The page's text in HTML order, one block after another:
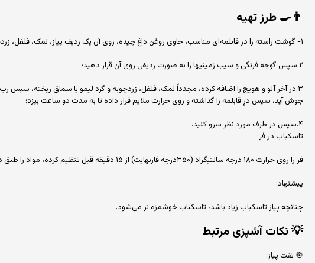
👨‍🍳 طرز تهیه
۱- گوشت راسته را در قابلمه‌ای مناسب، حاوی روغن داغ چیده، روی آن یک ردیف پیاز، نمک، فلفل، زردچوبه و گرد لیمو یا سماق بریزید؛
۲.سپس گوجه فرنگی و سیب زمینیها را به صورت ردیفی روی آن قرار دهید؛
۳.در آخر آلو و هویج را اضافه کرده، مجدداً نمک، فلفل، زردچوبه و گرد لیمو یا سماق ریخته،
جوش آید، سپس درِ قابلمه را گذاشته و روی حرارت ملایم قرار داده تا به مدت دو ساعت بپزد؛
۴.سپس در ظرف مورد نظر سرو کنید.
تاسکباب در فر:
فر را روی حرارت ۱۸۰ درجه سانتیگراد (۳۵۰درجه فارنهایت) از ۱۵ دقیقه قبل تنظیم کرده، مواد را طبق دستور بالا در ظرف نسوز چرب شده به صورت لایه‌ای قرار دهید، روی آن را بپوشانید تا به مدت یک ساعت و سی دقیقه تا دو ساعت در فر بپزد.
پیشنهاد:
چنانچه پیاز تاسکباب زیاد باشد، تاسکباب خوشمزه‌ تر می‌شود.
💡نکات آشپزی مرتبط
🧅 تفت پیاز: